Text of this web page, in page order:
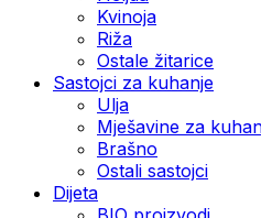
Kvinoja
Riža
Ostale žitarice
Sastojci za kuhanje
Ulja
Mješavine za
Brašno
Ostali sastojci
Dijeta